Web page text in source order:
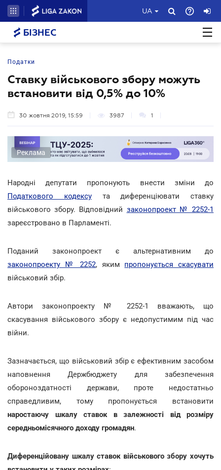
UA
БІЗНЕС
Податки
Ставку військового збору можуть
встановити від 0,5% до 10%
30 жовтня 2019, 15:59 3987 1
Реклама
Народні депутати пропонують внести зміни до
Податкового кодексута диференціювати ставку
військового збору. Відповідний законопроект № 2252-1
зареєстровано в Парламенті.
Поданий законопроект є альтернативним до
законопроекту № 2252, яким пропонується скасувати
військовий збір.
Автори законопроекту № 2252-1 вважають, що
скасування військового збору є недопустимим під час
війни.
Зазначається, що військовий збір є ефективним засобом
наповнення Держбюджету для забезпечення
обороноздатності держави, проте недостатньо
справедливим, тому пропонується встановити
наростаючу шкалу ставок в залежності від розміру
середньомісячного доходу громадян.
Диференційовану шкалу ставок військового збору хочуть